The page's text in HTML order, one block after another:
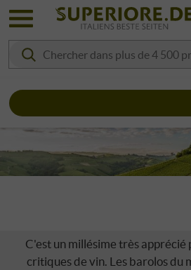
C'est un millésime très apprécié
critiques de vin. Les barolos du